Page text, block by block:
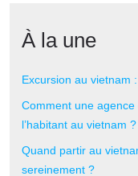
À la une
Excursion au vietnam
Comment une
l’habitant au vietnam ?
Quand partir au
sereinement ?